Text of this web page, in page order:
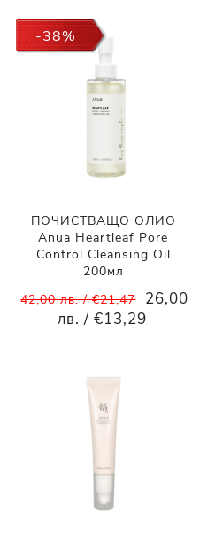
-38%
ПОЧИСТВАЩО ОЛИО
Anua Heartleaf Pore
Control Cleansing Oil
200мл
42,00 лв. / €21,47
26,00
лв. / €13,29